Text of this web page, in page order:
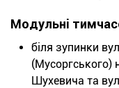
Модульні
біля зупинки
(Мусоргського)
Шухевича та